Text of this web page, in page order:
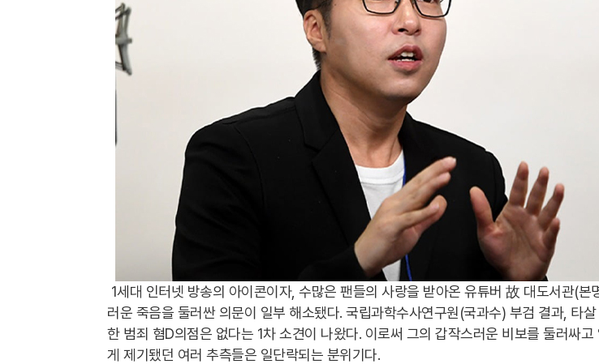
1세대 인터넷 방송의 아이콘이자, 수많은 팬들의 사랑을 받아온 유튜버 故 대도서관(본
러운 죽음을 둘러싼 의문이 일부 해소됐다. 국립과학수사연구원(국과수) 부검 결과, 타살
한 범죄 혐D의점은 없다는 1차 소견이 나왔다. 이로써 그의 갑작스러운 비보를 둘러싸고
게 제기됐던 여러 추측들은 일단락되는 분위기다.